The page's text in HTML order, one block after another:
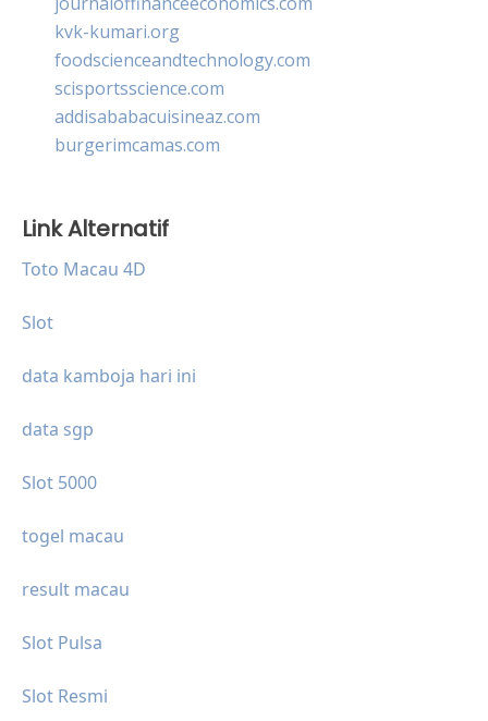
kvk-kumari.org
foodscienceandtechnology.com
scisportsscience.com
addisababacuisineaz.com
burgerimcamas.com
Link Alternatif
Toto Macau 4D
Slot
data kamboja hari ini
data sgp
Slot 5000
togel macau
result macau
Slot Pulsa
Slot Resmi